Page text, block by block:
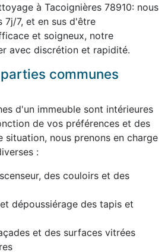
à Tacoignières 78910: nous
7j/7, et en sus d'être
et soigneux, notre
avec discrétion et rapidité.
communes
d'un immeuble sont intérieures
de vos préférences et des
nous prenons en charge
:
des couloirs et des
dépoussiérage des tapis et
et des surfaces vitrées